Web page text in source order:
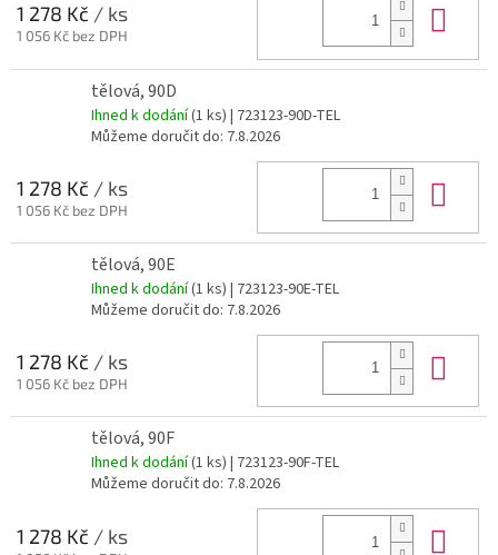
1 278 Kč / ks
1 056 Kč bez DPH
tělová, 90D
Ihned k dodání(1 ks) | 723123-90D-TEL
Můžeme doručit do: 7.8.2026
1 278 Kč / ks
1 056 Kč bez DPH
tělová, 90E
Ihned k dodání(1 ks) | 723123-90E-TEL
Můžeme doručit do: 7.8.2026
1 278 Kč / ks
1 056 Kč bez DPH
tělová, 90F
Ihned k dodání(1 ks) | 723123-90F-TEL
Můžeme doručit do: 7.8.2026
1 278 Kč / ks